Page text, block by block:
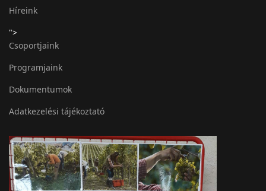
Híreink
">
Csoportjaink
Programjaink
Dokumentumok
Adatkezelési tájékoztató